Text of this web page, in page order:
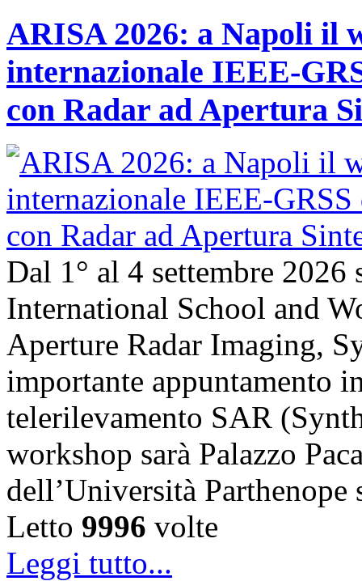
ARISA 2026: a Napoli il
internazionale IEEE-
con Radar ad Apertura
Dal 1° al 4 settembre
International School and
Aperture Radar Imaging,
importante appuntamento
telerilevamento SAR
workshop sarà Palazzo
dell’Università
Letto 9996 volte
Leggi tutto...